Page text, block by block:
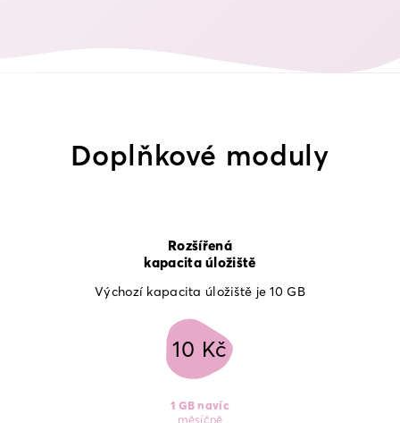
Doplňkové moduly
Rozšířená
kapacita úložiště
Výchozí kapacita úložiště je 10 GB
10 Kč
1 GB navíc
měsíčně